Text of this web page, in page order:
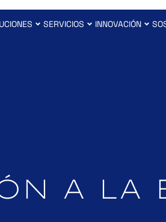
SERVICIOS INNOVACIÓN
A LA